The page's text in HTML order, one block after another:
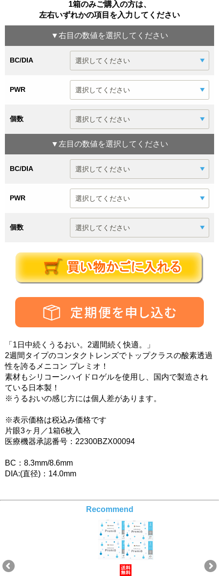
1箱のみご購入の方は、
左右いずれかの項目を入力してください
▼右目 の数値を選択してください
BC/DIA
PWR
個数
▼ 左目 の数値を選択してください
BC/DIA
PWR
個数
「1日中続くうるおい。2週間続く快適。」
2週間タイプのコンタクトレンズでトップクラスの酸素透過
性を誇るメニコン プレミオ！
素材もシリコーンハイドロゲルを使用し、国内で製造され
ている日本製！
※うるおいの感じ方には個人差があります。
※表示価格は税込み価格です
片眼3ヶ月／1箱6枚入
医療機器承認番号：22300BZX00094
BC：8.3mm/8.6mm
DIA:(直径)：14.0mm
Recommend